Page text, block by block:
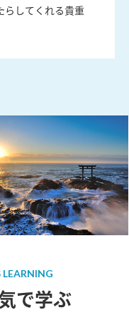
らしてくれる貴重
LEARNING
で学ぶ